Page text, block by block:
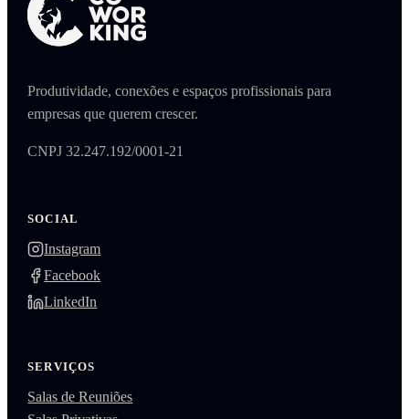
Produtividade, conexões e espaços profissionais para
empresas que querem crescer.
CNPJ 32.247.192/0001-21
SOCIAL
Instagram
Facebook
LinkedIn
SERVIÇOS
Salas de Reuniões